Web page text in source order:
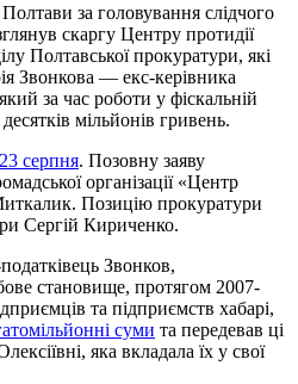
за головування слідчого
скаргу Центру протидії
Полтавської прокуратури, які
Звонкова — екс-керівника
за час роботи у фіскальній
мільйонів гривень.
серпня. Позовну заяву
організації «Центр
Позицію прокуратури
Сергій Кириченко.
Звонков,
становище, протягом 2007-
та підприємств хабарі,
суми та передевав ці
яка вкладала їх у свої